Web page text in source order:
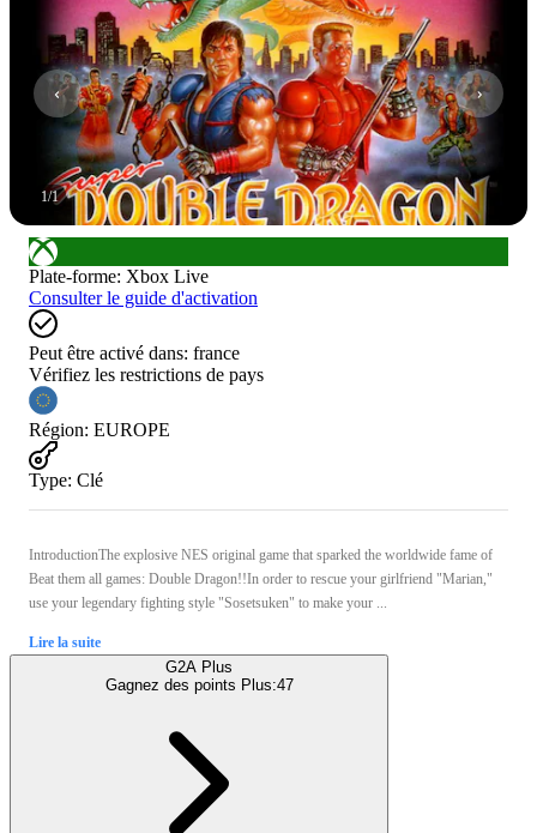
1/1
Plate-forme: Xbox Live
Consulter le guide d'activation
Peut être activé dans: france
Vérifiez les restrictions de pays
Région: EUROPE
Type: Clé
IntroductionThe explosive NES original game that sparked the worldwide fame of
Beat them all games: Double Dragon!!In order to rescue your girlfriend "Marian,"
use your legendary fighting style "Sosetsuken" to make your ...
Lire la suite
G2A Plus
Gagnez des points Plus:47